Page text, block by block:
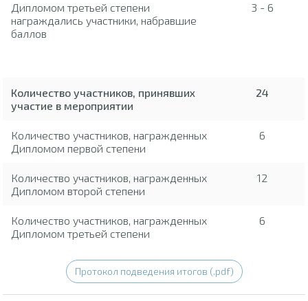
Дипломом третьей степени
награждались участники, набравшие
баллов
3 - 6
Количество участников, принявших
участие в мероприятии
24
Количество участников, награжденных
Дипломом первой степени
6
Количество участников, награжденных
Дипломом второй степени
12
Количество участников, награжденных
Дипломом третьей степени
6
Протокол подведения итогов (.pdf)